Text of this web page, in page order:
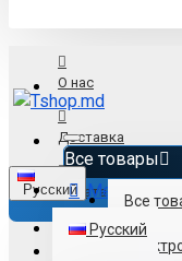
О нас
Доставка
Оплата
Все товары
Все
Русский
Русский
Menu